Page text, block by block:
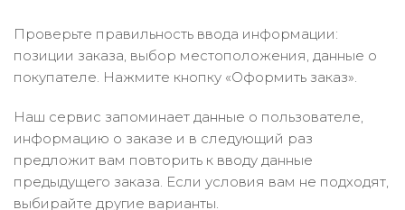
Проверьте правильность ввода информации:
позиции заказа, выбор местоположения, данные о
покупателе. Нажмите кнопку «Оформить заказ».
Наш сервис запоминает данные о пользователе,
информацию о заказе и в следующий раз
предложит вам повторить к вводу данные
предыдущего заказа. Если условия вам не подходят,
выбирайте другие варианты.